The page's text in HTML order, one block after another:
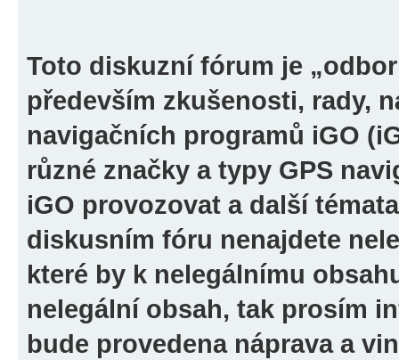
Toto diskuzní fórum je
především zkušenosti, rady,
navigačních programů iGO
různé značky a typy GPS
iGO provozovat a další
diskusním fóru nenajdete
které by k nelegálnímu
nelegální obsah, tak prosím
bude provedena náprava a